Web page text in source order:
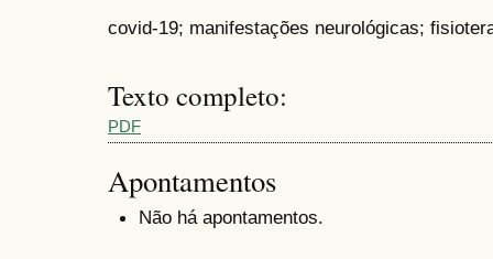
covid-19; manifestações neurológicas;
Texto completo:
PDF
Apontamentos
Não há apontamentos.